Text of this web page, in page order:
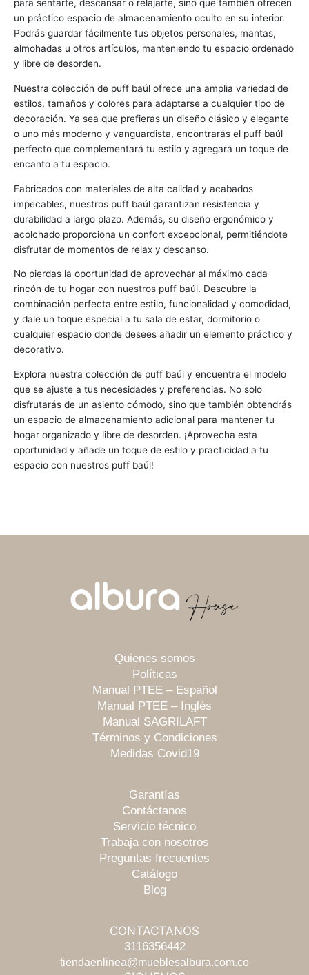
para sentarte, descansar o relajarte, sino que también ofrecen
un práctico espacio de almacenamiento oculto en su interior.
Podrás guardar fácilmente tus objetos personales, mantas,
almohadas u otros artículos, manteniendo tu espacio ordenado
y libre de desorden.
Nuestra colección de puff baúl ofrece una amplia variedad de
estilos, tamaños y colores para adaptarse a cualquier tipo de
decoración. Ya sea que prefieras un diseño clásico y elegante
o uno más moderno y vanguardista, encontrarás el puff baúl
perfecto que complementará tu estilo y agregará un toque de
encanto a tu espacio.
Fabricados con materiales de alta calidad y acabados
impecables, nuestros puff baúl garantizan resistencia y
durabilidad a largo plazo. Además, su diseño ergonómico y
acolchado proporciona un confort excepcional, permitiéndote
disfrutar de momentos de relax y descanso.
No pierdas la oportunidad de aprovechar al máximo cada
rincón de tu hogar con nuestros puff baúl. Descubre la
combinación perfecta entre estilo, funcionalidad y comodidad,
y dale un toque especial a tu sala de estar, dormitorio o
cualquier espacio donde desees añadir un elemento práctico y
decorativo.
Explora nuestra colección de puff baúl y encuentra el modelo
que se ajuste a tus necesidades y preferencias. No solo
disfrutarás de un asiento cómodo, sino que también obtendrás
un espacio de almacenamiento adicional para mantener tu
hogar organizado y libre de desorden. ¡Aprovecha esta
oportunidad y añade un toque de estilo y practicidad a tu
espacio con nuestros puff baúl!
Quienes somos
Políticas
Manual PTEE – Español
Manual PTEE – Inglés
Manual SAGRILAFT
Términos y Condiciones
Medidas Covid19
Garantías
Contáctanos
Servicio técnico
Trabaja con nosotros
Preguntas frecuentes
Catálogo
Blog
CONTACTANOS
3116356442
tiendaenlinea@mueblesalbura.com.co